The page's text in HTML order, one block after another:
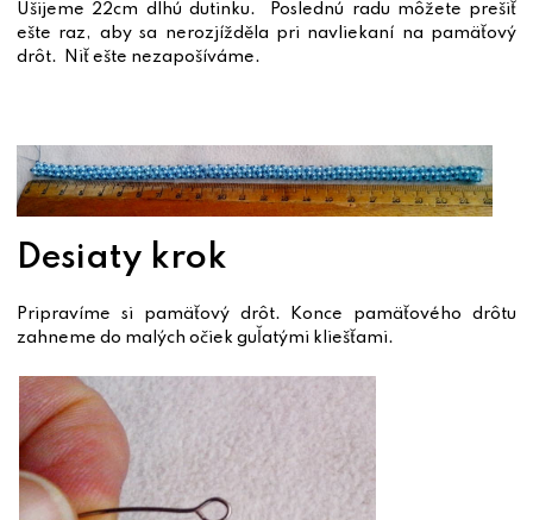
Ušijeme 22cm dlhú dutinku. Poslednú radu môžete prešiť
ešte raz, aby sa nerozjížděla pri navliekaní na pamäťový
drôt. Niť ešte nezapošíváme.
Desiaty krok
Pripravíme si pamäťový drôt. Konce pamäťového drôtu
zahneme do malých očiek guľatými kliešťami.